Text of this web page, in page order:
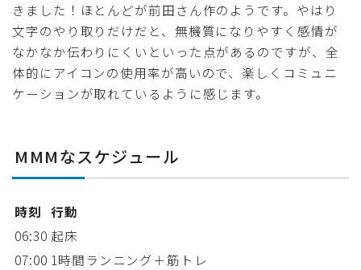
きました！ほとんどが前田さん作のようです。やはり
文字のやり取りだけだと、無機質になりやすく感情が
なかなか伝わりにくいといった点があるのですが、全
体的にアイコンの使用率が高いので、楽しくコミュニ
ケーションが取れているように感じます。
MMMなスケジュール
時刻 行動
06:30 起床
07:00 1時間ランニング＋筋トレ